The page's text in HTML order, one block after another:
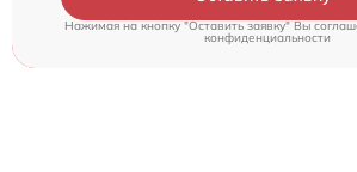
Нажимая на кнопку "Оставить заявку" Вы
конфиденциальности